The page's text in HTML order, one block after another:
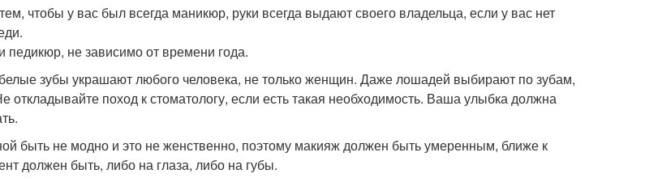
чтобы у вас был всегда маникюр, руки всегда выдают своего владельца, если у вас нет
педикюр, не зависимо от времени года.
зубы украшают любого человека, не только женщин. Даже лошадей выбирают по зубам,
поход к стоматологу, если есть такая необходимость. Ваша улыбка должна
быть не модно и это не женственно, поэтому макияж должен быть умеренным, ближе к
должен быть, либо на глаза, либо на губы.